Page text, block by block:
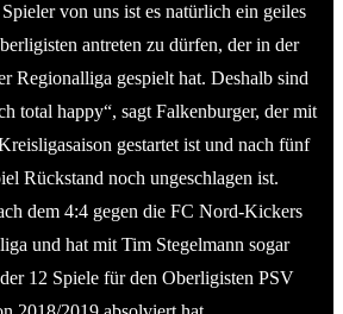
von uns ist es natürlich ein geiles
antreten zu dürfen, der in der
Regionalliga gespielt hat. Deshalb sind
total happy“, sagt Falkenburger, der mit
gestartet ist und nach fünf
Rückstand noch ungeschlagen ist.
dem 4:4 gegen die FC Nord-Kickers
und hat mit Tim Stegelmann sogar
12 Spiele für den Oberligisten PSV